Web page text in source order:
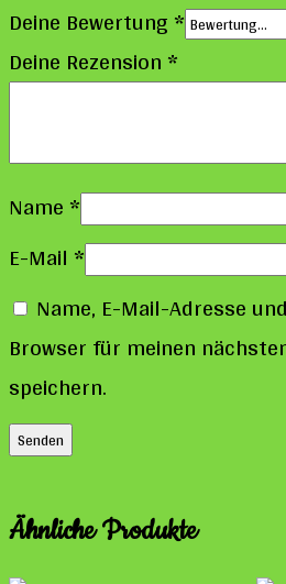
Deine Bewertung*
Deine Rezension*
Name*
E-Mail *
Name, E-Mail-Adresse
Browser für meinen
speichern.
Ähnliche Produkte